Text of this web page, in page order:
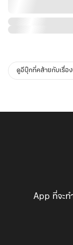
ดูอีบุ๊กที่คล้ายกับเรื่อ
App ที่จะท